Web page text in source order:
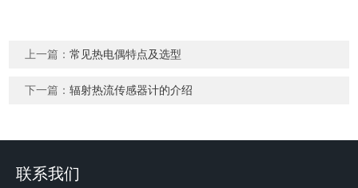
上一篇：常见热电偶特点及选型
下一篇：辐射热流传感器计的介绍
联系我们